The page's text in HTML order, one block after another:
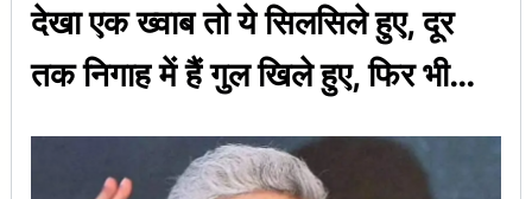
देखा एक ख्वाब तो ये सिलसिले हुए, दूर
तक निगाह में हैं गुल खिले हुए, फिर भी…